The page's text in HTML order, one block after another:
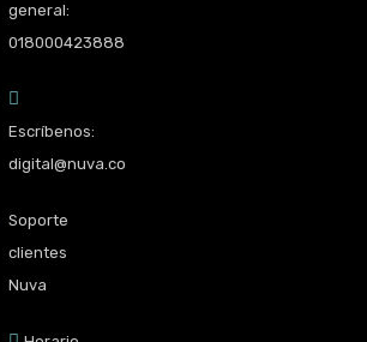
general:
018000423888
Escríbenos:
digital@nuva.co
Soporte
clientes
Nuva